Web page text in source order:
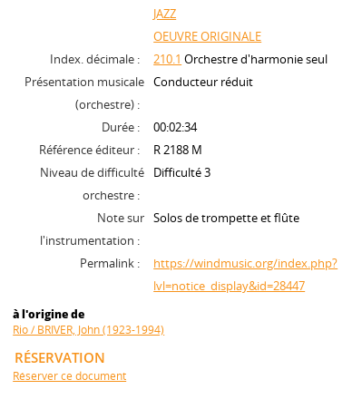
JAZZ
OEUVRE ORIGINALE
Index. décimale :
210.1 Orchestre d'harmonie seul
Présentation musicale
(orchestre) :
Conducteur réduit
Durée :
00:02:34
Référence éditeur :
R 2188 M
Niveau de difficulté
orchestre :
Difficulté 3
Note sur
l'instrumentation :
Solos de trompette et flûte
Permalink :
https://windmusic.org/index.php?
lvl=notice_display&id=28447
à l'origine de
Rio / BRIVER, John (1923-1994)
RÉSERVATION
Réserver ce document